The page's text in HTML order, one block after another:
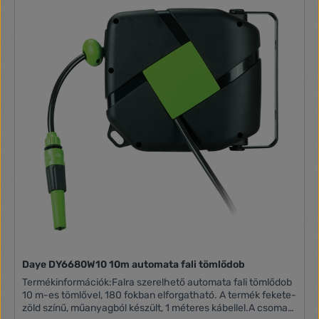
Daye DY6680W10 10m automata fali tömlődob
Termékinformációk:Falra szerelhető automata fali tömlődob
10 m-es tömlővel, 180 fokban elforgatható. A termék fekete-
zöld színű, műanyagból készült, 1 méteres kábellel.A csomag